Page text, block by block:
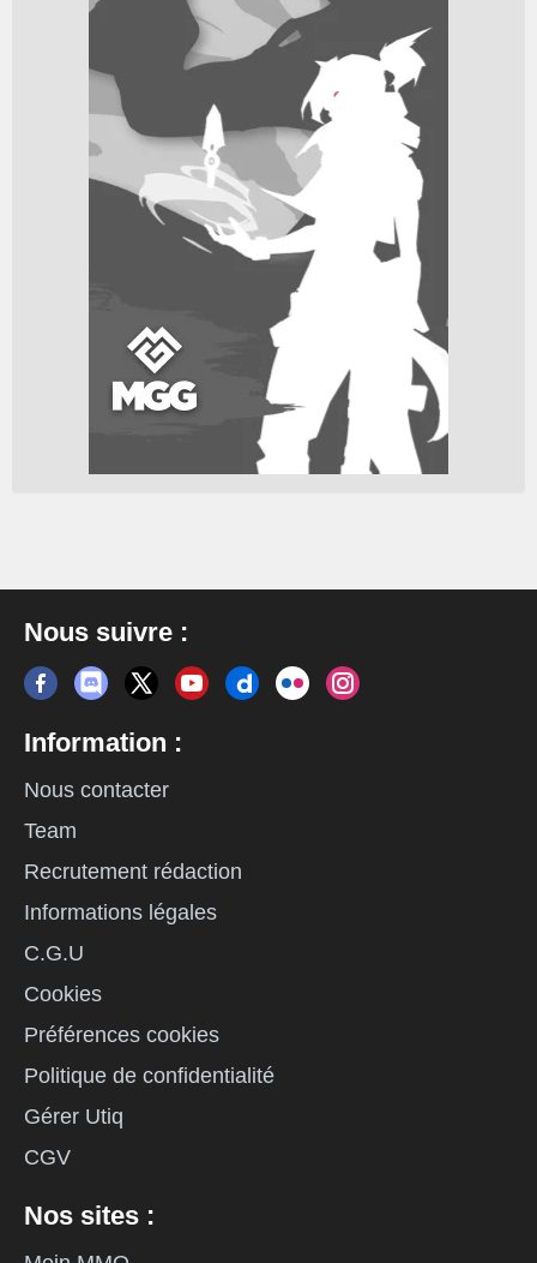
Nous suivre :
Information :
Nous contacter
Team
Recrutement rédaction
Informations légales
C.G.U
Cookies
Préférences cookies
Politique de confidentialité
Gérer Utiq
CGV
Nos sites :